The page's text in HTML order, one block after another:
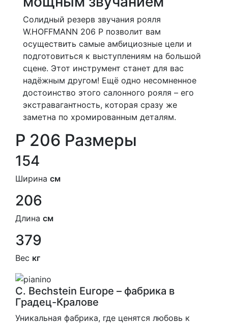
Солидный резерв звучания рояля
W.HOFFMANN 206 P позволит вам
осуществить самые амбициозные цели и
подготовиться к выступлениям на большой
сцене. Этот инструмент станет для вас
надёжным другом! Ещё одно несомненное
достоинство этого салонного рояля – его
экстравагантность, которая сразу же
заметна по хромированным деталям.
P 206 Размеры
154
Ширина см
206
Длина см
379
Вес кг
C. Bechstein Europe – фабрика в
Градец-Кралове
Уникальная фабрика, где ценятся любовь к